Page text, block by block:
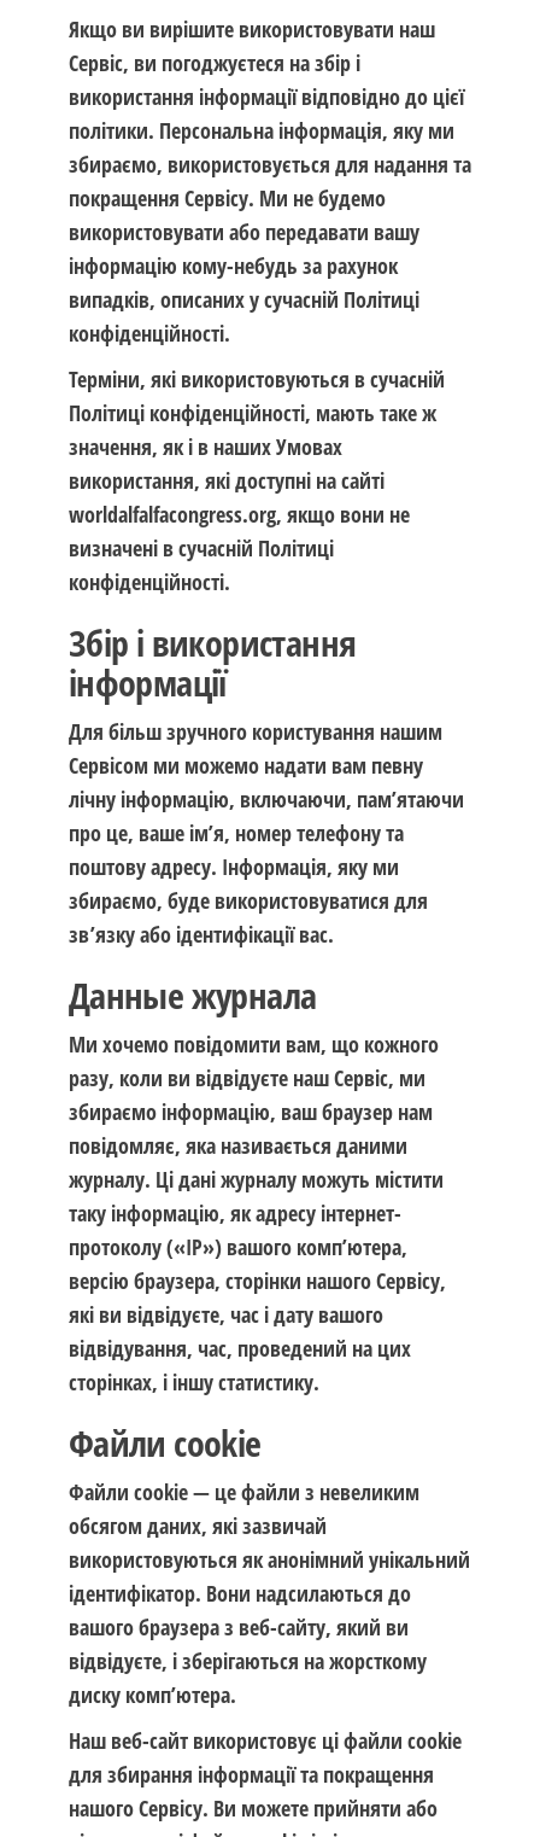
Якщо ви вирішите використовувати наш
Сервіс, ви погоджуєтеся на збір і
використання інформації відповідно до цієї
політики. Персональна інформація, яку ми
збираємо, використовується для надання та
покращення Сервісу. Ми не будемо
використовувати або передавати вашу
інформацію кому-небудь за рахунок
випадків, описаних у сучасній Політиці
конфіденційності.
Терміни, які використовуються в сучасній
Політиці конфіденційності, мають таке ж
значення, як і в наших Умовах
використання, які доступні на сайті
worldalfalfacongress.org, якщо вони не
визначені в сучасній Політиці
конфіденційності.
Збір і використання
інформації
Для більш зручного користування нашим
Сервісом ми можемо надати вам певну
лічну інформацію, включаючи, пам’ятаючи
про це, ваше ім’я, номер телефону та
поштову адресу. Інформація, яку ми
збираємо, буде використовуватися для
зв’язку або ідентифікації вас.
Данные журнала
Ми хочемо повідомити вам, що кожного
разу, коли ви відвідуєте наш Сервіс, ми
збираємо інформацію, ваш браузер нам
повідомляє, яка називається даними
журналу. Ці дані журналу можуть містити
таку інформацію, як адресу інтернет-
протоколу («IP») вашого комп’ютера,
версію браузера, сторінки нашого Сервісу,
які ви відвідуєте, час і дату вашого
відвідування, час, проведений на цих
сторінках, і іншу статистику.
Файли cookie
Файли cookie — це файли з невеликим
обсягом даних, які зазвичай
використовуються як анонімний унікальний
ідентифікатор. Вони надсилаються до
вашого браузера з веб-сайту, який ви
відвідуєте, і зберігаються на жорсткому
диску комп’ютера.
Наш веб-сайт використовує ці файли cookie
для збирання інформації та покращення
нашого Сервісу. Ви можете прийняти або